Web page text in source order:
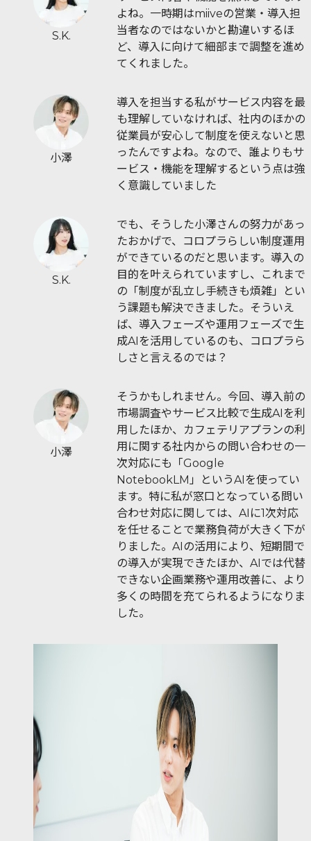
S.K.
よね。一時期はmiiveの営業・導入担
当者なのではないかと勘違いするほ
ど、導入に向けて細部まで調整を進め
てくれました。
小澤
導入を担当する私がサービス内容を最
も理解していなければ、社内のほかの
従業員が安心して制度を使えないと思
ったんですよね。なので、誰よりもサ
ービス・機能を理解するという点は強
く意識していました
S.K.
でも、そうした小澤さんの努力があっ
たおかげで、コロプラらしい制度運用
ができているのだと思います。導入の
目的を叶えられていますし、これまで
の「制度が乱立し手続きも煩雑」とい
う課題も解決できました。そういえ
ば、導入フェーズや運用フェーズで生
成AIを活用しているのも、コロプラら
しさと言えるのでは？
小澤
そうかもしれません。今回、導入前の
市場調査やサービス比較で生成AIを利
用したほか、カフェテリアプランの利
用に関する社内からの問い合わせの一
次対応にも「Google
NotebookLM」というAIを使ってい
ます。特に私が窓口となっている問い
合わせ対応に関しては、AIに1次対応
を任せることで業務負荷が大きく下が
りました。AIの活用により、短期間で
の導入が実現できたほか、AIでは代替
できない企画業務や運用改善に、より
多くの時間を充てられるようになりま
した。